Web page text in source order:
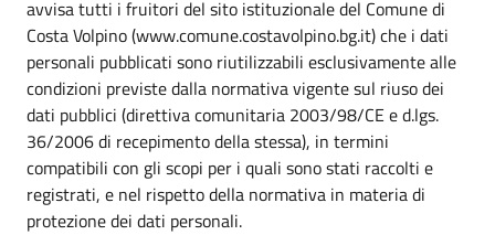
avvisa tutti i fruitori del sito istituzionale del Comune di
Costa Volpino (www.comune.costavolpino.bg.it) che i dati
personali pubblicati sono riutilizzabili esclusivamente alle
condizioni previste dalla normativa vigente sul riuso dei
dati pubblici (direttiva comunitaria 2003/98/CE e d.lgs.
36/2006 di recepimento della stessa), in termini
compatibili con gli scopi per i quali sono stati raccolti e
registrati, e nel rispetto della normativa in materia di
protezione dei dati personali.